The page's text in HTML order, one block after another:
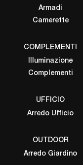
Armadi
Camerette
COMPLEMENTI
Illuminazione
Complementi
UFFICIO
Arredo Ufficio
OUTDOOR
Arredo Giardino